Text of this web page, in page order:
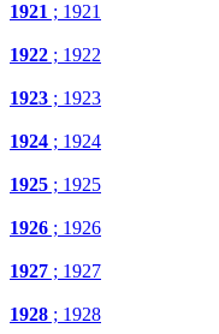
1921 ; 1921
1922 ; 1922
1923 ; 1923
1924 ; 1924
1925 ; 1925
1926 ; 1926
1927 ; 1927
1928 ; 1928